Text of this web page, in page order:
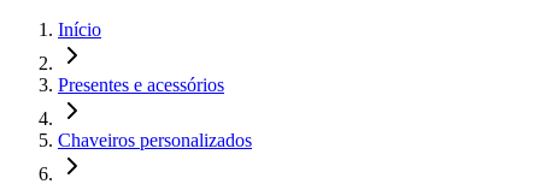
Início
Presentes e acessórios
Chaveiros personalizados